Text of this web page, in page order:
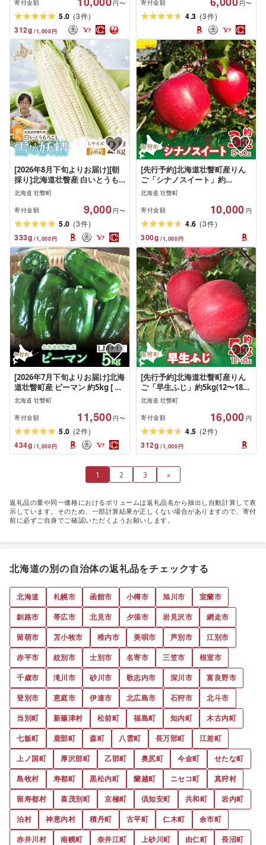
寄付金額 円〜
5.0 (3件)
312g /1,000円
ト パン ヨーグルト クッキー ケ
ーキ 北海道 壮瞥町 送料無料 ]
寄付金額 円〜
4.3 (3件)
[2026年8月下旬よりお届け][朝
採り]北海道壮瞥産 白いとうも
ろこし「雪の妖精」Lサイズ6本
(約2kg) [ ふるさと納税 人気 お
すすめ ランキング ホワイトコ
ーン 雪の妖精 白い 白 トウモロ
コシ とうもろこし 野菜 甘い 北
海道 壮瞥町 送料無料 ]
北海道 壮瞥町
寄付金額 9,000 円〜
5.0 (3件)
333g /1,000円
[先行予約]北海道壮瞥町産りん
ご「シナノスイート」約
3kg(8〜10玉)[2026年10月下旬
よりお届け][ りんご リンゴ 林檎
シナノスイート 蜜入り 5kg ジ
ュース 果物 くだもの フルーツ
送料無料 おすすめ ランキング
コスパ ]S
北海道 壮瞥町
寄付金額 10,000 円
4.6 (3件)
300g /1,000円
[2026年7月下旬よりお届け]北海
道壮瞥町産 ピーマン 約5kg [ ふ
るさと納税 人気 おすすめ ラン
キング ピーマン ぴーまん 野菜
肉厚 食べやすい おいしい サラ
ダ バーベキュー 肉詰め 北海道
壮瞥町 送料無料 ]
北海道 壮瞥町
寄付金額 11,500 円〜
5.0 (2件)
434g /1,000円
[先行予約]北海道壮瞥町産りん
ご「早生ふじ」約5kg(12〜18
玉)[2026年10月中旬よりお届け]
[ りんご リンゴ 林檎 ふじ 早生
ふじ 蜜入り 5kg ジュース 果物
くだもの フルーツ 送料無料 ]S
北海道 壮瞥町
寄付金額 16,000 円
4.5 (2件)
312g /1,000円
1 2 3 »
返礼品の量や同一価格におけるボリュームは返礼品名から抽出し自動計算して表
示しています。そのため、一部計算結果が正しくない場合がありますので、寄付
前に必ずご自身でご確認いただくようお願いします。
北海道の別の自治体の返礼品をチェックする
北海道 札幌市 函館市 小樽市 旭川市
室蘭市
釧路市
帯広市 北見市 夕張市 岩見沢市
網走市
留萌市
苫小牧市 稚内市 美唄市 芦別市
江別市
赤平市
紋別市 士別市 名寄市 三笠市
根室市
千歳市
滝川市 砂川市 歌志内市 深川市
富良野市
登別市
恵庭市 伊達市 北広島市 石狩市
北斗市
当別町
新篠津村 松前町 福島町 知内町
木古内町
七飯町
鹿部町 森町 八雲町 長万部町
江差町
上ノ国町
厚沢部町 乙部町 奥尻町 今金町
せたな町
島牧村
寿都町 黒松内町 蘭越町 ニセコ町
真狩村
留寿都村
喜茂別町 京極町 倶知安町 共和町
岩内町
泊村
神恵内村 積丹町 古平町 仁木町
余市町
赤井川村
南幌町 奈井江町 上砂川町 由仁町
長沼町